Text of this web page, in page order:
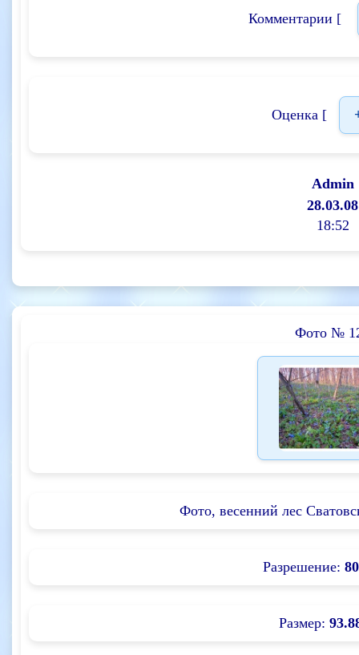
Комментарии [
Оценка [
Admin
28.03.08
18:52
Фото №
Фото, весенний лес
Разрешение:
Размер: